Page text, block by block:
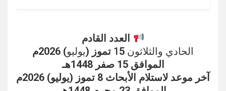
العدد القادم
الحادي والثلاثون 1 5 تموز ( يوليو
) 2026م
الموافق 15 صفر 1448هـ
آخر موعد لاستلام الأبحاث 8 تموز (يوليو) 2026م